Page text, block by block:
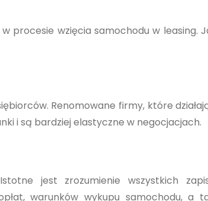
procesie wzięcia samochodu w leasing.
Renomowane firmy, które
i są bardziej elastyczne w negocjacjach.
jest zrozumienie wszystkich
warunków wykupu samochodu, a